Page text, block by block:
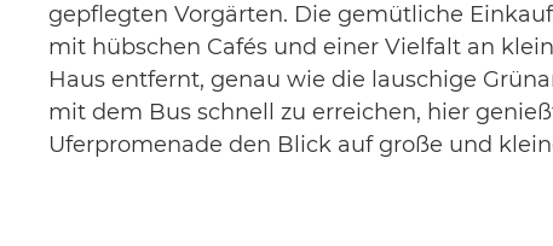
gepflegten Vorgärten. Die gemütliche
mit hübschen Cafés und einer Vielfalt an
Haus entfernt, genau wie die lauschige
mit dem Bus schnell zu erreichen, hier
Uferpromenade den Blick auf große und